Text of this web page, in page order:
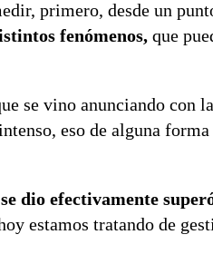
primero, desde un
fenómenos, que
se vino anunciando con
eso de alguna
dio efectivamente
estamos tratando de